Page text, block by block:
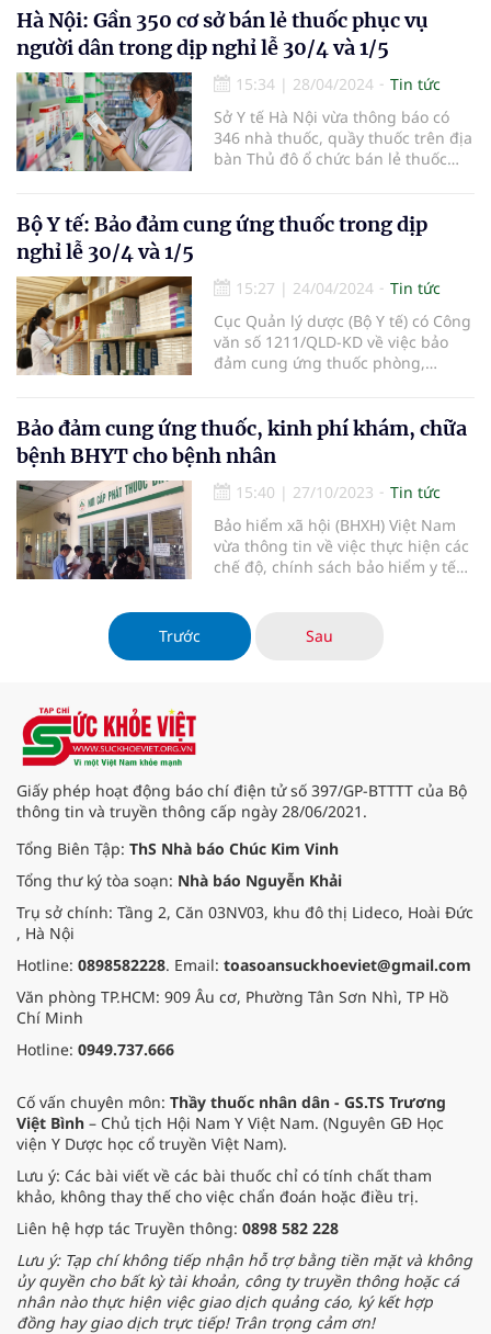
Hà Nội: Gần 350 cơ sở bán lẻ thuốc phục vụ
người dân trong dịp nghỉ lễ 30/4 và 1/5
15:34 | 28/04/2024
Tin tức
Sở Y tế Hà Nội vừa thông báo có
346 nhà thuốc, quầy thuốc trên địa
bàn Thủ đô ổ chức bán lẻ thuốc
Bộ Y tế: Bảo đảm cung ứng thuốc trong dịp
nghỉ lễ 30/4 và 1/5
15:27 | 24/04/2024
Tin tức
Cục Quản lý dược (Bộ Y tế) có Công
văn số 1211/QLD-KD về việc bảo
đảm cung ứng thuốc phòng,
và 1/5.
Bảo đảm cung ứng thuốc, kinh phí khám, chữa
bệnh BHYT cho bệnh nhân
15:40 | 27/10/2023
Tin tức
Bảo hiểm xã hội (BHXH) Việt Nam
vừa thông tin về việc thực hiện các
chế độ, chính sách bảo hiểm y tế
đó đề cập đến việc tập trung gỡ
vướng, bảo đảm cung ứng thuốc,
vật tư y tế, kinh phí khám, chữa
Trước Sau
Giấy phép hoạt động báo chí điện tử số 397/GP-BTTTT của Bộ
thông tin và truyền thông cấp ngày 28/06/2021.
Tổng Biên Tập: ThS Nhà báo Chúc Kim Vinh
Tổng thư ký tòa soạn: Nhà báo Nguyễn Khải
Trụ sở chính: Tầng 2, Căn 03NV03, khu đô thị Lideco, Hoài Đức
, Hà Nội
Hotline: 0898582228. Email: toasoansuckhoeviet@gmail.com
Văn phòng TP.HCM: 909 Âu cơ, Phường Tân Sơn Nhì, TP Hồ
Chí Minh
Hotline: 0949.737.666
Cố vấn chuyên môn: Thầy thuốc nhân dân - GS.TS Trương
Việt Bình – Chủ tịch Hội Nam Y Việt Nam. (Nguyên GĐ Học
viện Y Dược học cổ truyền Việt Nam).
Lưu ý: Các bài viết về các bài thuốc chỉ có tính chất tham
khảo, không thay thế cho việc chẩn đoán hoặc điều trị.
Liên hệ hợp tác Truyền thông: 0898 582 228
Lưu ý: Tạp chí không tiếp nhận hỗ trợ bằng tiền mặt và không
ủy quyền cho bất kỳ tài khoản, công ty truyền thông hoặc cá
nhân nào thực hiện việc giao dịch quảng cáo, ký kết hợp
đồng hay giao dịch trực tiếp! Trân trọng cảm ơn!